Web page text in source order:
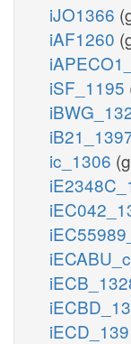
iJO1366
iAF1260
iSF_1195
ic_1306